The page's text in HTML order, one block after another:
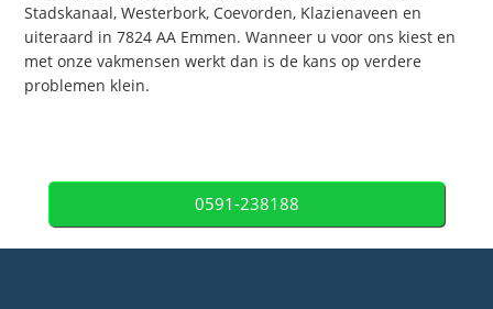
Stadskanaal, Westerbork, Coevorden, Klazienaveen en
uiteraard in 7824 AA Emmen. Wanneer u voor ons kiest en
met onze vakmensen werkt dan is de kans op verdere
problemen klein.
0591-238188